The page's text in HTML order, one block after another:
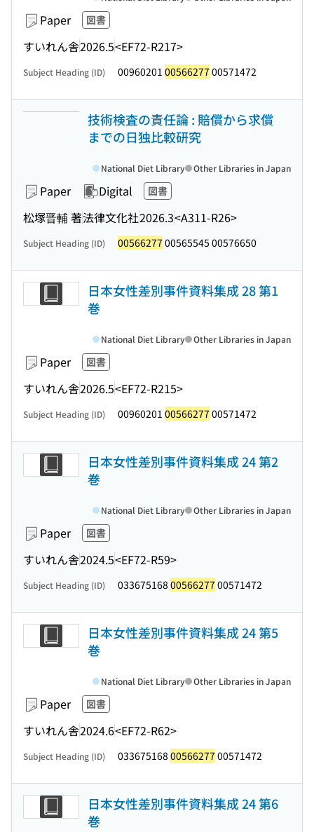
Paper 図書
すいれん舎2026.5<EF72-R217>
Subject Heading (ID) 00960201 00566277 00571472
技術検査の責任論 : 賠償から求償
までの日独比較研究
Paper Digital 図書
松塚晋輔 著法律文化社2026.3<A311-R26>
National Diet Library Other Libraries in Japan
Subject Heading (ID) 00566277 00565545 00576650
日本女性差別事件資料集成 28 第1
巻
Paper 図書
すいれん舎2026.5<EF72-R215>
National Diet Library Other Libraries in Japan
Subject Heading (ID) 00960201 00566277 00571472
日本女性差別事件資料集成 24 第2
巻
Paper 図書
すいれん舎2024.5<EF72-R59>
National Diet Library Other Libraries in Japan
Subject Heading (ID) 033675168 00566277 00571472
日本女性差別事件資料集成 24 第5
巻
Paper 図書
すいれん舎2024.6<EF72-R62>
National Diet Library Other Libraries in Japan
Subject Heading (ID) 033675168 00566277 00571472
日本女性差別事件資料集成 24 第6
巻